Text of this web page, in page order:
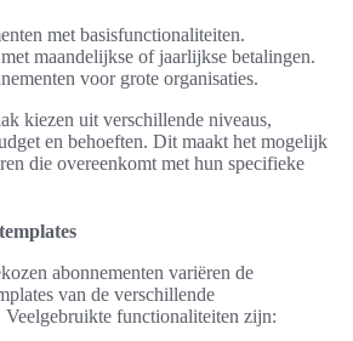
met basisfunctionaliteiten.
maandelijkse of jaarlijkse betalingen.
voor grote organisaties.
kiezen uit verschillende niveaus,
en behoeften. Dit maakt het mogelijk
die overeenkomt met hun specifieke
abonnementen variëren de
van de verschillende
Veelgebruikte functionaliteiten zijn: